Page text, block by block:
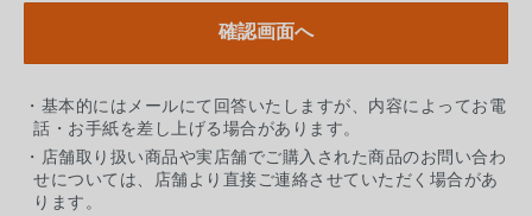
・基本的にはメールにて回答いたしますが、内容によってお電
話・お手紙を差し上げる場合があります。
・店舗取り扱い商品や実店舗でご購入された商品のお問い合わ
せについては、店舗より直接ご連絡させていただく場合があ
ります。